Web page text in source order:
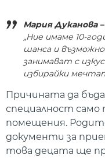
Мария Дуканова
„Ние имаме 10-
шанса и
занимават с
избирайки
Причината да
специалност само
помещения.
документи за
това децата ще